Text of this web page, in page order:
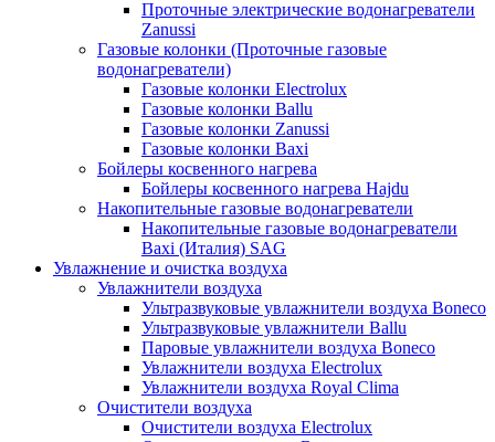
Проточные электрические водонагреватели
Zanussi
Газовые колонки (Проточные газовые
водонагреватели)
Газовые колонки Electrolux
Газовые колонки Ballu
Газовые колонки Zanussi
Газовые колонки Baxi
Бойлеры косвенного нагрева
Бойлеры косвенного нагрева Hajdu
Накопительные газовые водонагреватели
Накопительные газовые водонагреватели
Baxi (Италия) SAG
Увлажнение и очистка воздуха
Увлажнители воздуха
Ультразвуковые увлажнители воздуха Boneco
Ультразвуковые увлажнители Ballu
Паровые увлажнители воздуха Boneco
Увлажнители воздуха Electrolux
Увлажнители воздуха Royal Clima
Очистители воздуха
Очистители воздуха Electrolux